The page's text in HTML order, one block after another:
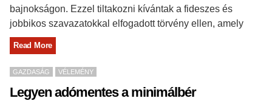
bajnokságon. Ezzel tiltakozni kívántak a fideszes és
jobbikos szavazatokkal elfogadott törvény ellen, amely
Read More
GAZDASÁG VÉLEMÉNY
Legyen adómentes a minimálbér